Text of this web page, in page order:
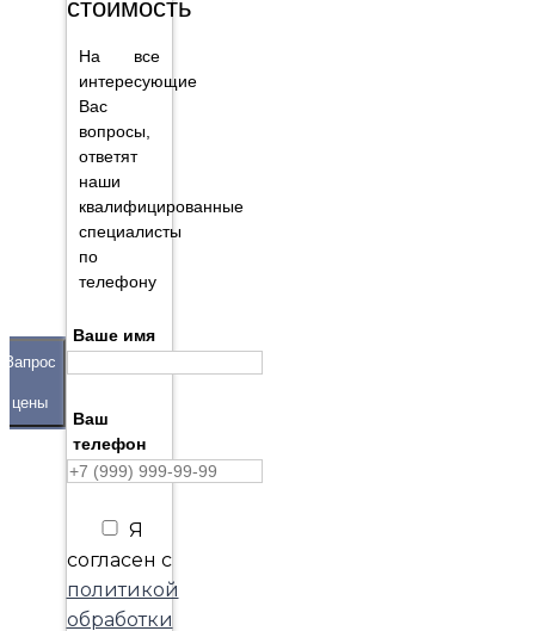
Запрос
цены
стоимость
На все
интересующие
Вас
вопросы,
ответят
наши
квалифицированные
специалисты
по
телефону
Ваше имя
Ваш
телефон
Я
согласен с
политикой
обработки